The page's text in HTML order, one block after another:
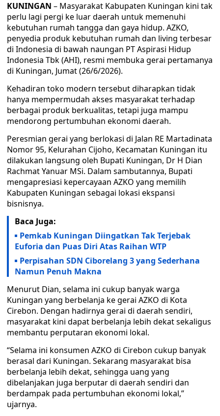
KUNINGAN – Masyarakat Kabupaten Kuningan kini tak
perlu lagi pergi ke luar daerah untuk memenuhi
kebutuhan rumah tangga dan gaya hidup. AZKO,
penyedia produk kebutuhan rumah dan living terbesar
di Indonesia di bawah naungan PT Aspirasi Hidup
Indonesia Tbk (AHI), resmi membuka gerai pertamanya
di Kuningan, Jumat (26/6/2026).
Kehadiran toko modern tersebut diharapkan tidak
hanya mempermudah akses masyarakat terhadap
berbagai produk berkualitas, tetapi juga mampu
mendorong pertumbuhan ekonomi daerah.
Peresmian gerai yang berlokasi di Jalan RE Martadinata
Nomor 95, Kelurahan Cijoho, Kecamatan Kuningan itu
dilakukan langsung oleh Bupati Kuningan, Dr H Dian
Rachmat Yanuar MSi. Dalam sambutannya, Bupati
mengapresiasi kepercayaan AZKO yang memilih
Kabupaten Kuningan sebagai lokasi ekspansi
bisnisnya.
Baca Juga:
Pemkab Kuningan Diingatkan Tak Terjebak
Euforia dan Puas Diri Atas Raihan WTP
Perpisahan SDN Ciborelang 3 yang Sederhana
Namun Penuh Makna
Menurut Dian, selama ini cukup banyak warga
Kuningan yang berbelanja ke gerai AZKO di Kota
Cirebon. Dengan hadirnya gerai di daerah sendiri,
masyarakat kini dapat berbelanja lebih dekat sekaligus
membantu perputaran ekonomi lokal.
“Selama ini konsumen AZKO di Cirebon cukup banyak
berasal dari Kuningan. Sekarang masyarakat bisa
berbelanja lebih dekat, sehingga uang yang
dibelanjakan juga berputar di daerah sendiri dan
berdampak pada pertumbuhan ekonomi lokal,”
ujarnya.